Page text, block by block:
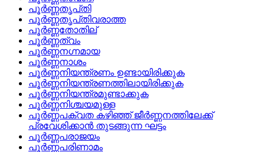
പൂര്‍ണ്ണതൃപ്‌തി
പൂര്‍ണ്ണതൃപ്‌തിവരാത്ത
പൂര്‍ണ്ണതോതില്
പൂര്‍ണ്ണത്വം
പൂര്‍ണ്ണനഗ്നമായ
പൂര്‍ണ്ണനാശം
പൂര്‍ണ്ണനിയന്ത്രണം ഉണ്ടായിരിക്കുക
പൂര്‍ണ്ണനിയന്ത്രണത്തിലായിരിക്കുക
പൂര്‍ണ്ണനിയന്ത്രമുണ്ടാക്കുക
പൂര്‍ണ്ണനിശ്ചയമുള്ള
പൂര്‍ണ്ണപക്വത കഴിഞ്ഞ് ജീര്‍ണ്ണനത്തിലേക്ക്
പ്രവേശിക്കാന്‍ തുടങ്ങുന്ന ഘട്ടം
പൂര്‍ണ്ണപരാജയം
പൂര്‍ണ്ണപരിണാമം